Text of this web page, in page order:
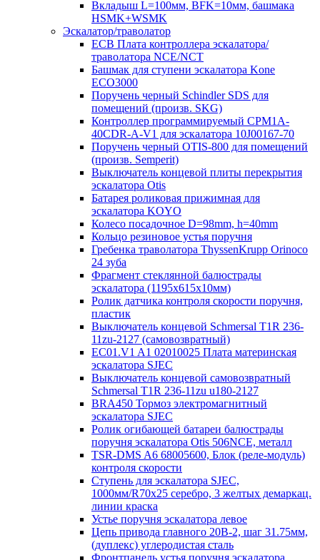
Вкладыш L=100мм, BFK=10мм, башмака
HSMK+WSMK
Эскалатор/траволатор
ECB Плата контроллера эскалатора/
траволатора NCE/NCT
Башмак для ступени эскалатора Kone
ECO3000
Поручень черный Schindler SDS для
помещений (произв. SKG)
Контроллер программируемый CPM1A-
40CDR-A-V1 для эскалатора 10J00167-70
Поручень черный OTIS-800 для помещений
(произв. Semperit)
Выключатель концевой плиты перекрытия
эскалатора Otis
Батарея роликовая прижимная для
эскалатора KOYO
Колесо посадочное D=98mm, h=40mm
Кольцо резиновое устья поручня
Гребенка траволатора ThyssenKrupp Orinoco
24 зуба
Фрагмент стеклянной балюстрады
эскалатора (1195х615х10мм)
Ролик датчика контроля скорости поручня,
пластик
Выключатель концевой Schmersal T1R 236-
11zu-2127 (самовозвратный)
EC01.V1 A1 02010025 Плата материнская
эскалатора SJEC
Выключатель концевой самовозвратный
Schmersal T1R 236-11zu u180-2127
BRA450 Тормоз электромагнитный
эскалатора SJEC
Ролик огибающей батареи балюстрады
поручня эскалатора Otis 506NCE, металл
TSR-DMS A6 68005600, Блок (реле-модуль)
контроля скорости
Ступень для эскалатора SJEC,
1000мм/R70x25 серебро, 3 желтых демаркац.
линии краска
Устье поручня эскалатора левое
Цепь привода главного 20B-2, шаг 31.75мм,
(дуплекс) углеродистая сталь
Фронтпанель устья поручня эскалатора